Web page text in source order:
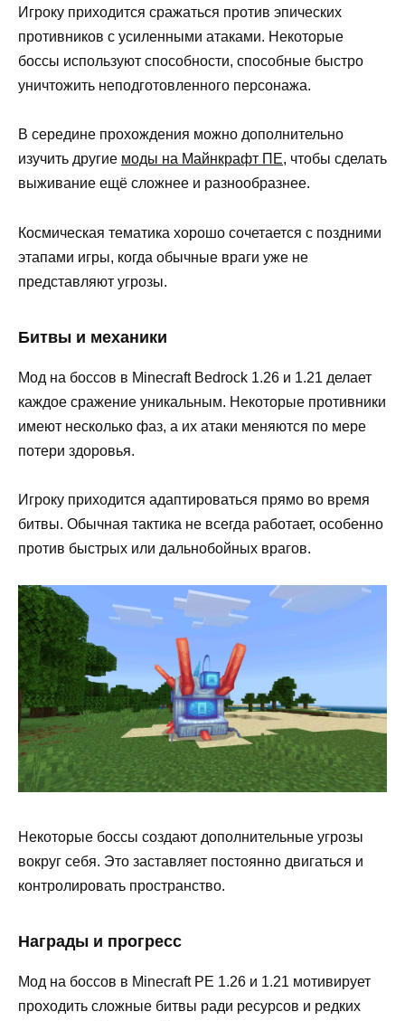
Игроку приходится сражаться против эпических
противников с усиленными атаками. Некоторые
боссы используют способности, способные быстро
уничтожить неподготовленного персонажа.
В середине прохождения можно дополнительно
изучить другие моды на Майнкрафт ПЕ, чтобы сделать
выживание ещё сложнее и разнообразнее.
Космическая тематика хорошо сочетается с поздними
этапами игры, когда обычные враги уже не
представляют угрозы.
Битвы и механики
Мод на боссов в Minecraft Bedrock 1.26 и 1.21 делает
каждое сражение уникальным. Некоторые противники
имеют несколько фаз, а их атаки меняются по мере
потери здоровья.
Игроку приходится адаптироваться прямо во время
битвы. Обычная тактика не всегда работает, особенно
против быстрых или дальнобойных врагов.
Некоторые боссы создают дополнительные угрозы
вокруг себя. Это заставляет постоянно двигаться и
контролировать пространство.
Награды и прогресс
Мод на боссов в Minecraft PE 1.26 и 1.21 мотивирует
проходить сложные битвы ради ресурсов и редких